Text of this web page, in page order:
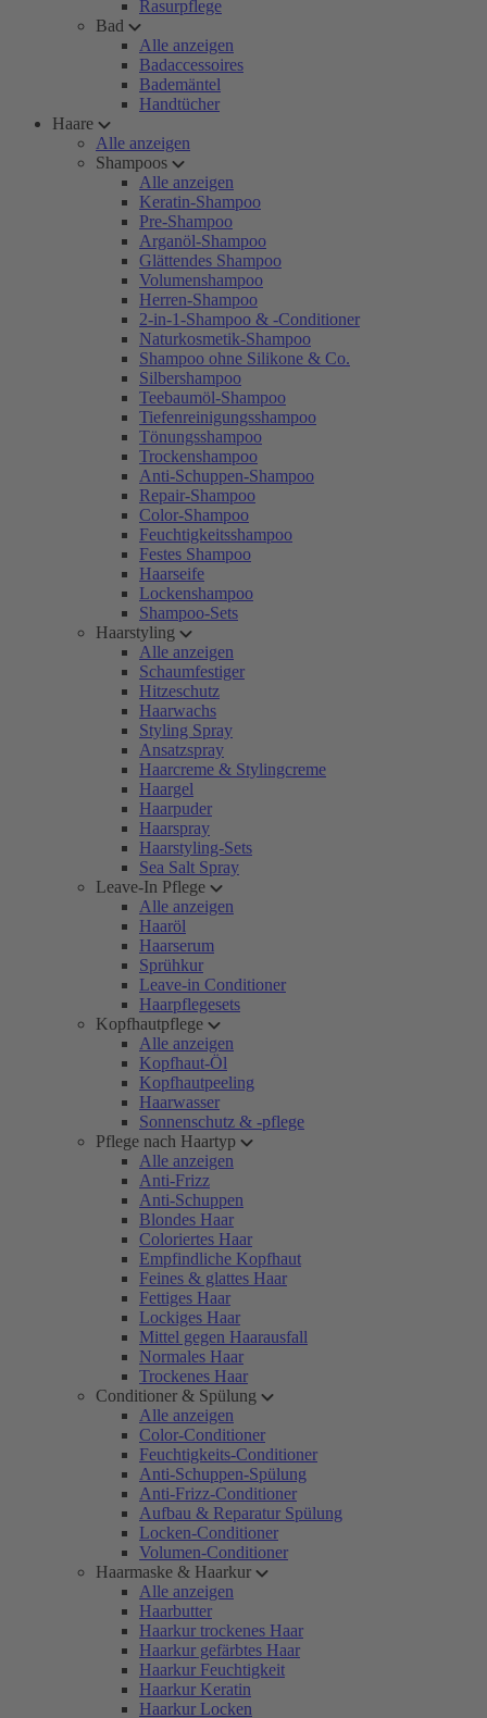
Rasurpflege
Bad
Alle anzeigen
Badaccessoires
Bademäntel
Handtücher
Haare
Alle anzeigen
Shampoos
Alle anzeigen
Keratin-Shampoo
Pre-Shampoo
Arganöl-Shampoo
Glättendes Shampoo
Volumenshampoo
Herren-Shampoo
2-in-1-Shampoo & -Conditioner
Naturkosmetik-Shampoo
Shampoo ohne Silikone & Co.
Silbershampoo
Teebaumöl-Shampoo
Tiefenreinigungsshampoo
Tönungsshampoo
Trockenshampoo
Anti-Schuppen-Shampoo
Repair-Shampoo
Color-Shampoo
Feuchtigkeitsshampoo
Festes Shampoo
Haarseife
Lockenshampoo
Shampoo-Sets
Haarstyling
Alle anzeigen
Schaumfestiger
Hitzeschutz
Haarwachs
Styling Spray
Ansatzspray
Haarcreme & Stylingcreme
Haargel
Haarpuder
Haarspray
Haarstyling-Sets
Sea Salt Spray
Leave-In Pflege
Alle anzeigen
Haaröl
Haarserum
Sprühkur
Leave-in Conditioner
Haarpflegesets
Kopfhautpflege
Alle anzeigen
Kopfhaut-Öl
Kopfhautpeeling
Haarwasser
Sonnenschutz & -pflege
Pflege nach Haartyp
Alle anzeigen
Anti-Frizz
Anti-Schuppen
Blondes Haar
Coloriertes Haar
Empfindliche Kopfhaut
Feines & glattes Haar
Fettiges Haar
Lockiges Haar
Mittel gegen Haarausfall
Normales Haar
Trockenes Haar
Conditioner & Spülung
Alle anzeigen
Color-Conditioner
Feuchtigkeits-Conditioner
Anti-Schuppen-Spülung
Anti-Frizz-Conditioner
Aufbau & Reparatur Spülung
Locken-Conditioner
Volumen-Conditioner
Haarmaske & Haarkur
Alle anzeigen
Haarbutter
Haarkur trockenes Haar
Haarkur gefärbtes Haar
Haarkur Feuchtigkeit
Haarkur Keratin
Haarkur Locken